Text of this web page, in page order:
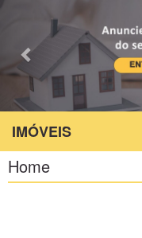
IMÓVEIS
Home